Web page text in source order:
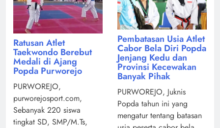
Ratusan Atlet
Taekwondo Berebut
Medali di Ajang
Popda Purworejo
PURWOREJO,
purworejosport.com,
Sebanyak 220 siswa
tingkat SD, SMP/M.Ts,
Pembatasan Usia Atlet
Cabor Bela Diri Popda
Jenjang Kedu dan
Provinsi Kecewakan
Banyak Pihak
PURWOREJO, Juknis
Popda tahun ini yang
mengatur tentang batasan